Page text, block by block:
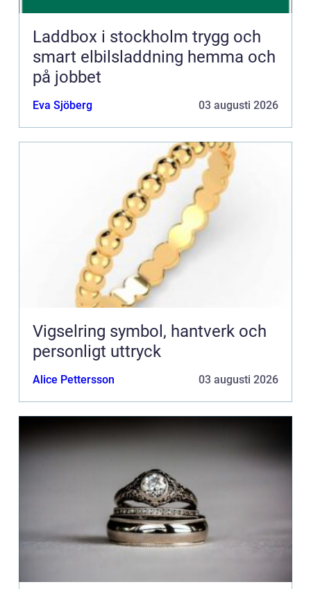
Laddbox i stockholm trygg och
smart elbilsladdning hemma och
på jobbet
Eva Sjöberg 03 augusti 2026
Vigselring symbol, hantverk och
personligt uttryck
Alice Pettersson 03 augusti 2026